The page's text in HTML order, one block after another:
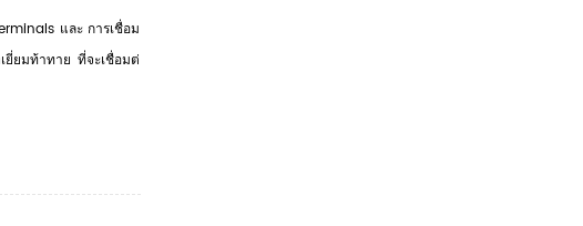
และ การเชื่อม
ยี่ยมท้าทาย ที่จะเชื่อมต่